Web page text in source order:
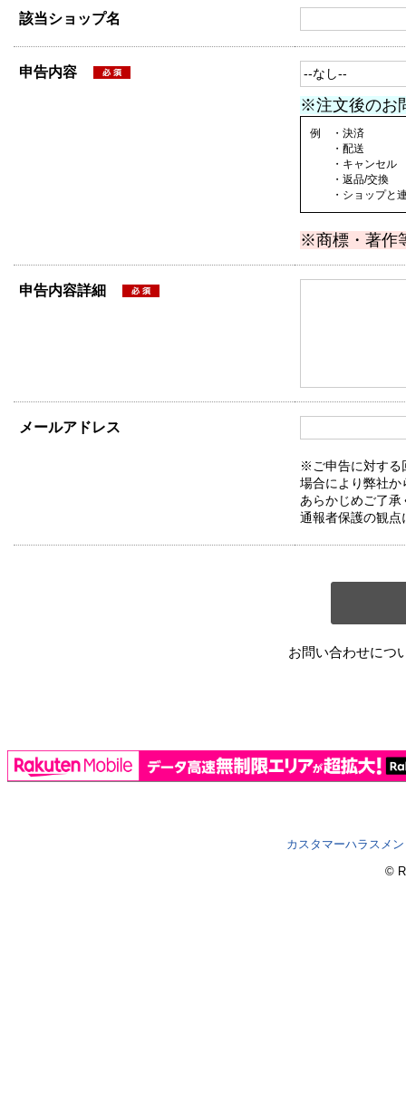
該当ショップ名
申告内容
※注文後のお
例 ・決済
・配送
・キャンセル
・返品/交換
・ショップと連
※商標・著作
申告内容詳細
メールアドレス
※ご申告に対する
場合により弊社か
あらかじめご了承
通報者保護の観点
お問い合わせにつ
カスタマーハラスメ
©